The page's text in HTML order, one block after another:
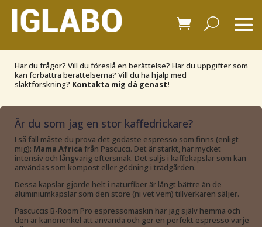
Har du frågor? Vill du föreslå en berättelse? Har du uppgifter som
kan förbättra berättelserna? Vill du ha hjälp med
släktforskning? Kontakta mig då genast!
Är du som jag en stor kaffedrickare?
I så fall måste du prova det godaste espresso som finns (enligt
mig): Mama Africa från Pascucci. Det är starkt, har mycket
intensiv och långvarig eftersmak. Det säljs i kaffekapslar som kan
användas som kompost eller gödning i trädgården.
Dessa kapslar gjorde helt i naturfiber är långt bättre än de
aluminiumkapslar som den store (ni vet vem) tillverkaren säljer.
Pascuccis B-Room Pro espressomaskin har jag själv hemma och
den är kanonenkel att använda och ger en perfekt espresso varje